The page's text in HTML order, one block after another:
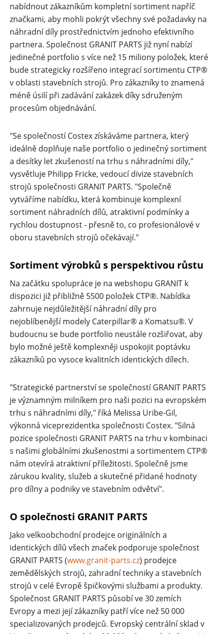
nabídnout zákazníkům kompletní sortiment napříč
značkami, aby mohli pokrýt všechny své požadavky na
náhradní díly prostřednictvím jednoho efektivního
partnera. Společnost GRANIT PARTS již nyní nabízí
jedinečné portfolio s více než 15 miliony položek, které
bude strategicky rozšířeno integrací sortimentu CTP®
v oblasti stavebních strojů. Pro zákazníky to znamená
méně úsilí při zadávání zakázek díky sdruženým
procesům objednávání.
"Se společností Costex získáváme partnera, který
ideálně doplňuje naše portfolio o jedinečný sortiment
a desítky let zkušeností na trhu s náhradními díly,"
vysvětluje Philipp Fricke, vedoucí divize stavebních
strojů společnosti GRANIT PARTS. "Společně
vytváříme nabídku, která kombinuje komplexní
sortiment náhradních dílů, atraktivní podmínky a
rychlou dostupnost - přesně to, co profesionálové v
oboru stavebních strojů očekávají."
Sortiment výrobků s perspektivou růstu
Na začátku spolupráce je na webshopu GRANIT k
dispozici již přibližně 5500 položek CTP®. Nabídka
zahrnuje nejdůležitější náhradní díly pro
nejoblíbenější modely Caterpillar® a Komatsu®. V
budoucnu se bude portfolio neustále rozšiřovat, aby
bylo možné ještě komplexněji uspokojit poptávku
zákazníků po vysoce kvalitních identických dílech.
"Strategické partnerství se společností GRANIT PARTS
je významným milníkem pro naši pozici na evropském
trhu s náhradními díly," říká Melissa Uribe-Gil,
výkonná viceprezidentka společnosti Costex. "Silná
pozice společnosti GRANIT PARTS na trhu v kombinaci
s našimi globálními zkušenostmi a sortimentem CTP®
nám otevírá atraktivní příležitosti. Společně jsme
zárukou kvality, služeb a skutečné přidané hodnoty
pro dílny a podniky ve stavebním odvětví".
O společnosti GRANIT PARTS
Jako velkoobchodní prodejce originálních a
identických dílů všech značek podporuje společnost
GRANIT PARTS (www.granit-parts.cz) prodejce
zemědělských strojů, zahradní techniky a stavebních
strojů v celé Evropě špičkovými službami a produkty.
Společnost GRANIT PARTS působí ve 30 zemích
Evropy a mezi její zákazníky patří více než 50 000
specializovaných prodejců. Evropský centrální sklad v